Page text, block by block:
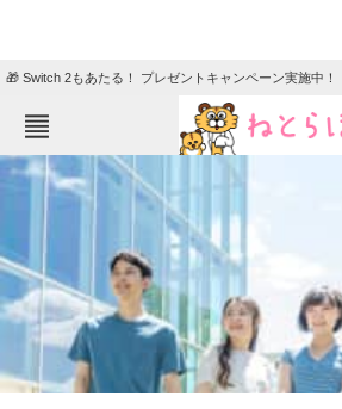
🎁 Switch 2もあたる！ プレゼントキャンペーン実施中！
ねとらぼメニュー
グルメ
住まい 教育・育児
動物 リサーチ